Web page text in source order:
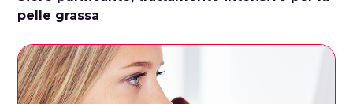
pelle grassa